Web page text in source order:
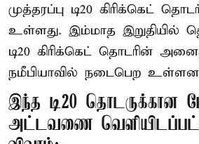
முத்தரப்பு டி20 கிரிக்கெட்
உள்ளது. இம்மாத இறுதியில்
டி20 கிரிக்கெட் தொடரின்
நமீபியாவில் நடைபெற
இந்த டி20 தொடருக்கான
அட்டவணை